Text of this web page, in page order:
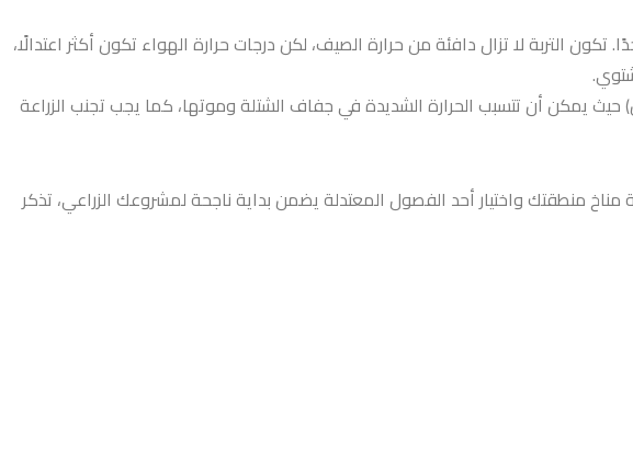
التربة لا تزال دافئة من حرارة الصيف، لكن درجات حرارة الهواء تكون أكثر اعتدالًا،
يمكن أن تتسبب الحرارة الشديدة في جفاف الشتلة وموتها، كما يجب تجنب الزراعة
منطقتك واختيار أحد الفصول المعتدلة يضمن بداية ناجحة لمشروعك الزراعي، تذكر